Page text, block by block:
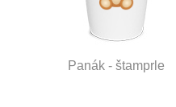
Panák - štamprle